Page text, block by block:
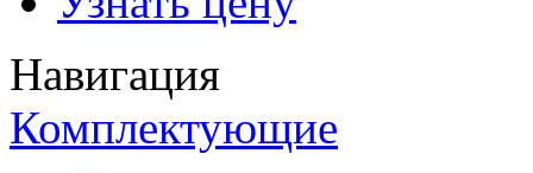
Навигация
Комплектующие